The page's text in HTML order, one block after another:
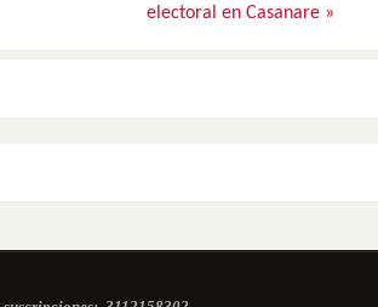
electoral en Casanare »